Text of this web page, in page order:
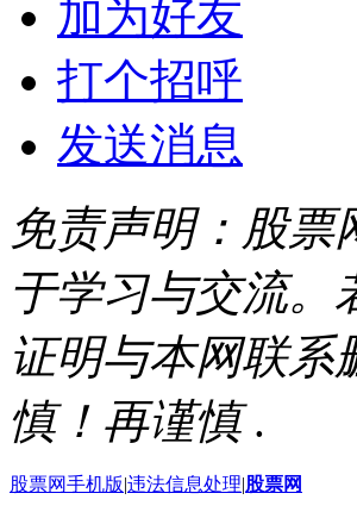
加为好友
打个招呼
发送消息
免责声明：股票
于学习与交流。
证明与本网联系
慎！再谨慎 .
股票网手机版|违法信息处理|股票网